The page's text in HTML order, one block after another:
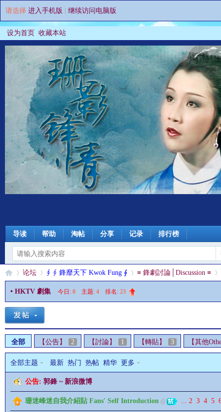
请选择 进入手机版 继续访问电脑版
设为首页 收藏本站
导读 帮助 淘帖 分享 记录 排行榜
»
论坛
›
∮ ∮ 鋒靡天下 Kwok Fung ∮ ≡ 鋒劇討論│Discussion ≡
• HKTV 劇集 今日: 0 主题: 4 排名: 23
全部 【公告】 2 【討論】 1 【轉貼】 3 【其他
全部主题 最新 热门 热帖 精华 更多
公告: 郭鋒 ~ 新浪微博
珊迷峰迷自我介紹貼 Fans' Self Introduction ... 2 3 4 5